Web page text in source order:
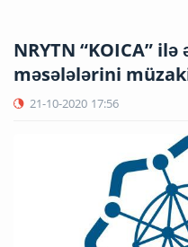
NRYTN “KOICA”
məsələlərini
21-10-2020 17:56